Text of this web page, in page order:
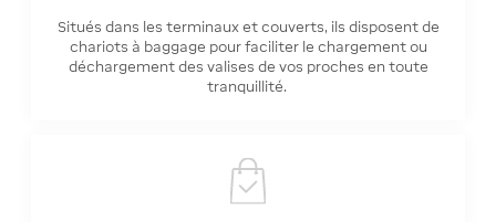
Situés dans les terminaux et couverts, ils disposent de
chariots à baggage pour faciliter le chargement ou
déchargement des valises de vos proches en toute
tranquillité.